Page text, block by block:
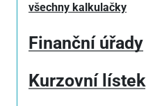
všechny kalkulačky
Finanční úřady
Kurzovní lístek